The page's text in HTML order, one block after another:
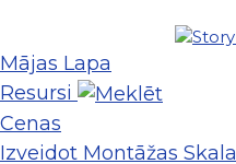
Mājas Lapa
Resursi
Cenas
Izveidot Montāžas Skala